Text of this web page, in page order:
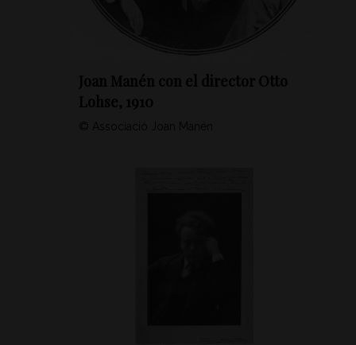
Joan Manén con el director Otto
Lohse, 1910
© Associació Joan Manén